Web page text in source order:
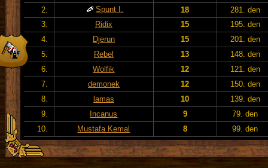
2.
Spunt I. 18
281. den
3.
Ridix 15
195. den
4.
Djerun 15
201. den
5.
Rebel 13
148. den
6.
Wolfik 12
121. den
7.
demonek 12
150. den
8.
lamas 10
139. den
9.
Incanus 9
79. den
10.
Mustafa Kemal 8 99. den